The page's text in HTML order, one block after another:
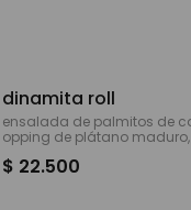
dinamita roll
ensalada de palmitos de
opping de plátano
$ 22.500